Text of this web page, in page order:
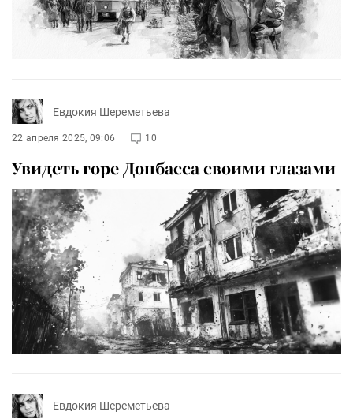
Евдокия Шереметьева
22 апреля 2025, 09:06 10
Увидеть горе Донбасса своими глазами
Евдокия Шереметьева